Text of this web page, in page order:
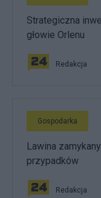
Strategiczna
głowie Orlenu
Redakcja
Gospodarka
Lawina
przypadków
Redakcja